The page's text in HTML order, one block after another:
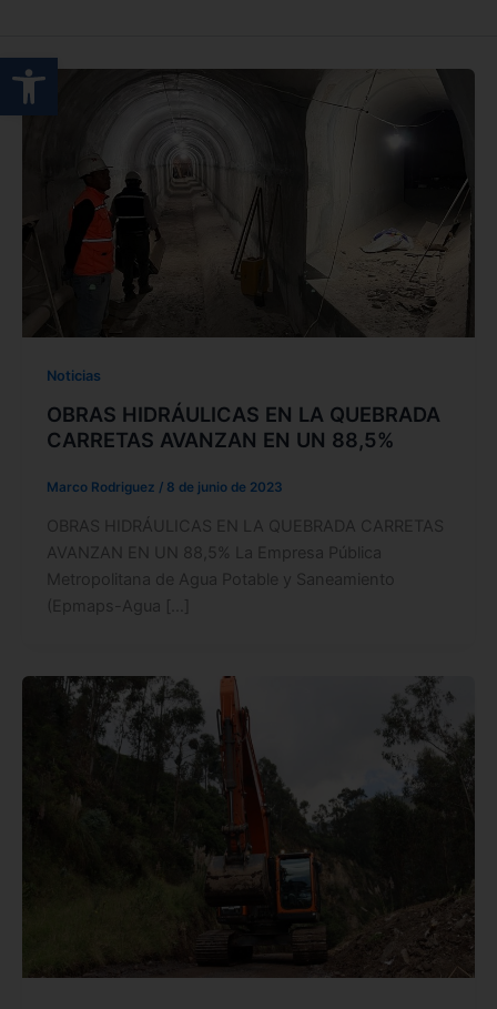
Abrir barra de herramientas
Noticias
OBRAS HIDRÁULICAS EN LA QUEBRADA
CARRETAS AVANZAN EN UN 88,5%
Marco Rodriguez / 8 de junio de 2023
OBRAS HIDRÁULICAS EN LA QUEBRADA CARRETAS
AVANZAN EN UN 88,5% La Empresa Pública
Metropolitana de Agua Potable y Saneamiento
(Epmaps-Agua […]